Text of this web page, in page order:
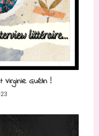
Guélin !